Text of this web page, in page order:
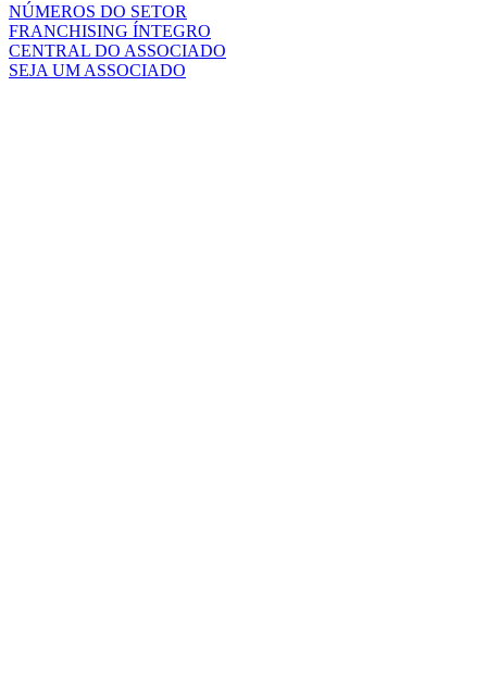
NÚMEROS DO SETOR
FRANCHISING ÍNTEGRO
CENTRAL DO ASSOCIADO
SEJA UM ASSOCIADO